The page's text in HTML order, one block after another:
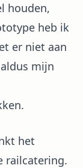
houden,
heb ik
er niet aan
mijn
het
railcatering.